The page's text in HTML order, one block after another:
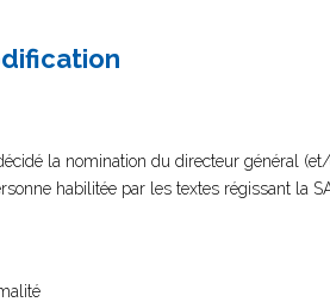
la nomination du directeur général
habilitée par les textes régissant la